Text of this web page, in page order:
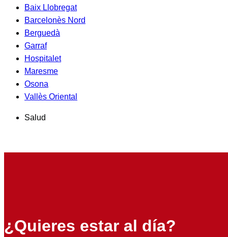
Baix Llobregat
Barcelonès Nord
Berguedà
Garraf
Hospitalet
Maresme
Osona
Vallès Oriental
Salud
¿Quieres estar al día?